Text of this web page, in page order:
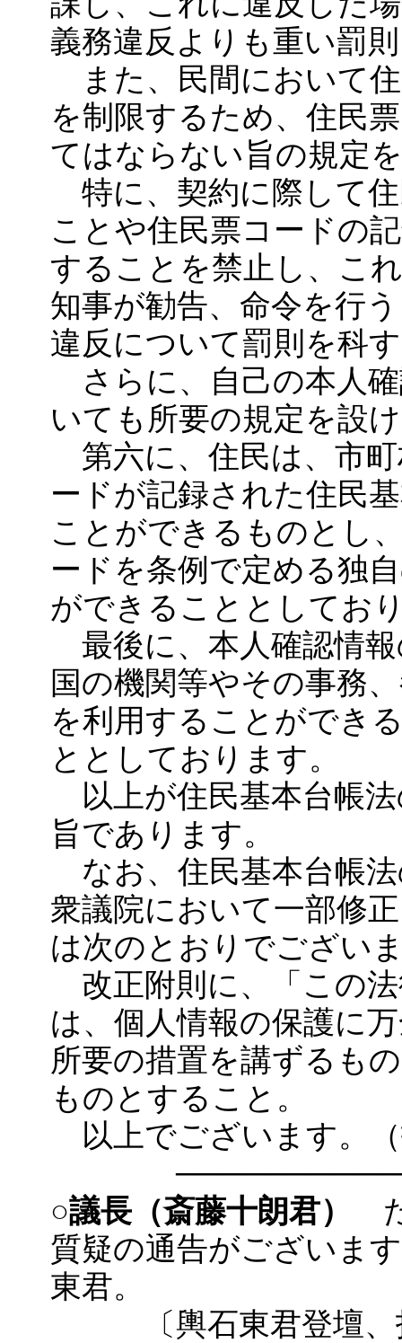
義務違反よりも重い罰
また、民間において
を制限するため、住民
てはならない旨の規定
特に、契約に際して
ことや住民票コードの
することを禁止し、こ
知事が勧告、命令を行
違反について罰則を科
さらに、自己の本人
いても所要の規定を設
第六に、住民は、市
ードが記録された住民
ことができるものとし
ードを条例で定める独
ができることとしてお
最後に、本人確認情
国の機関等やその事務
を利用することができ
ととしております。
以上が住民基本台帳
旨であります。
なお、住民基本台帳
衆議院において一部修
は次のとおりでござい
改正附則に、「この
は、個人情報の保護に
所要の措置を講ずるも
ものとすること。
以上でございます。
○議長（斎藤十朗君）
質疑の通告がございま
東君。
〔輿石東君登壇、